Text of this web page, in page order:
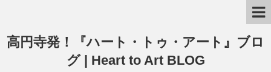
高円寺発！『ハート・トゥ・アート』ブロ
グ | Heart to Art BLOG